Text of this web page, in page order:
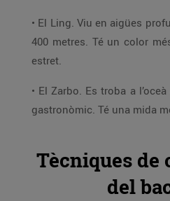
• El Ling. Viu en aigües
400 metres. Té un color
estret.
• El Zarbo. Es troba a
gastronòmic. Té una mida
Tècniques de
del